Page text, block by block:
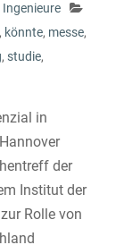
könnte, messe,
, studie,
in
der
Institut der
Rolle von